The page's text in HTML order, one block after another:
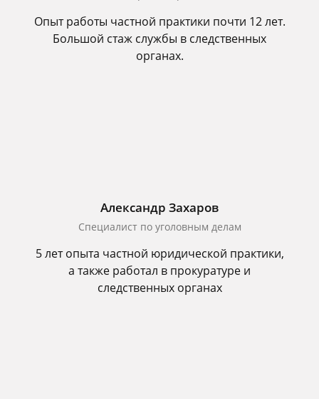
Опыт работы частной практики почти 12 лет.
Большой стаж службы в следственных
органах.
Александр Захаров
Специалист по уголовным делам
5 лет опыта частной юридической практики,
а также работал в прокуратуре и
следственных органах